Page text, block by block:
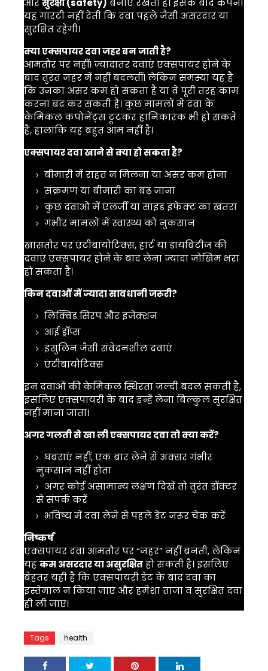
औरसुरक्षा (safety) बनाए रखती है। इसके बाद कंपनी
यह गारंटी नहीं देती कि दवा पहले जैसी असरदार या
सुरक्षित रहेगी।
क्या एक्सपायर दवा जहर बन जाती है?
आमतौर पर नहीं। ज्यादातर दवाएं एक्सपायर होने के
बाद तुरंत जहर में नहीं बदलतीं। लेकिन समस्या यह है
कि उनका असर कम हो सकता है या वे पूरी तरह काम
करना बंद कर सकती हैं। कुछ मामलों में दवा के
केमिकल कंपोनेंट्स टूटकर हानिकारक भी हो सकते
हैं, हालांकि यह बहुत आम नहीं है।
एक्सपायर दवा खाने से क्या हो सकता है?
बीमारी में राहत न मिलना या असर कम होना
संक्रमण या बीमारी का बढ़ जाना
कुछ दवाओं में एलर्जी या साइड इफेक्ट का खतरा
गंभीर मामलों में स्वास्थ्य को नुकसान
खासतौर पर एंटीबायोटिक्स, हार्ट या डायबिटीज की
दवाएं एक्सपायर होने के बाद लेना ज्यादा जोखिम भरा
हो सकता है।
किन दवाओं में ज्यादा सावधानी जरूरी?
लिक्विड सिरप और इंजेक्शन
आई ड्रॉप्स
इंसुलिन जैसी संवेदनशील दवाएं
एंटीबायोटिक्स
इन दवाओं की केमिकल स्थिरता जल्दी बदल सकती है,
इसलिए एक्सपायरी के बाद इन्हें लेना बिल्कुल सुरक्षित
नहीं माना जाता।
अगर गलती से खा ली एक्सपायर दवा तो क्या करें?
घबराएं नहीं, एक बार लेने से अक्सर गंभीर
नुकसान नहीं होता
अगर कोई असामान्य लक्षण दिखें तो तुरंत डॉक्टर
से संपर्क करें
भविष्य में दवा लेने से पहले डेट जरूर चेक करें
निष्कर्ष
एक्सपायर दवा आमतौर पर “जहर” नहीं बनती, लेकिन
यहकम असरदार या असुरक्षितहो सकती है। इसलिए
बेहतर यही है कि एक्सपायरी डेट के बाद दवा का
इस्तेमाल न किया जाए और हमेशा ताजा व सुरक्षित दवा
ही ली जाए।
Tags health